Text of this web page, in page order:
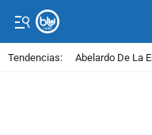
Tendencias: Abelardo De La